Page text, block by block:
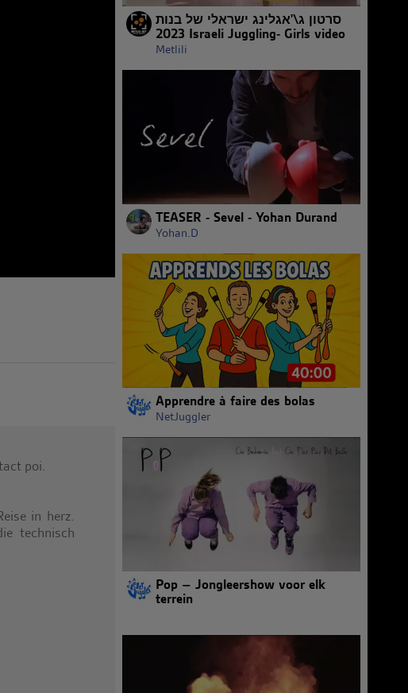
poi.
in herz.
technisch
סרטון ג\'אגלינג ישראלי של בנות
2023 Israeli Juggling- Girls video
Metlili
TEASER - Sevel - Yohan Durand
Yohan.D
Apprendre à faire des bolas
NetJuggler
Pop – Jongleershow voor elk
terrein